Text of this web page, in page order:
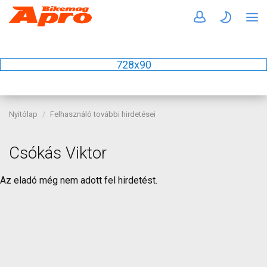
728x90
Nyitólap Felhasználó további hirdetései
Csókás Viktor
Az eladó még nem adott fel hirdetést.